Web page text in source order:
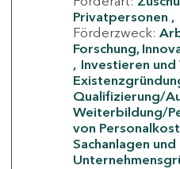
Privatpersonen
Förderzweck:
Forschung,
Investieren und
Qualifizierung/
Weiterbildung/
von
Sachanlagen